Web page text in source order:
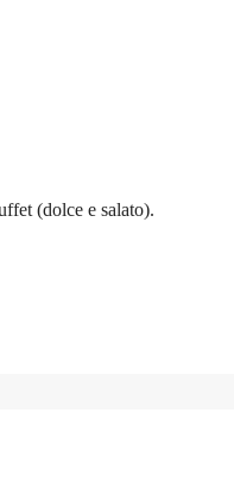
(dolce e salato).